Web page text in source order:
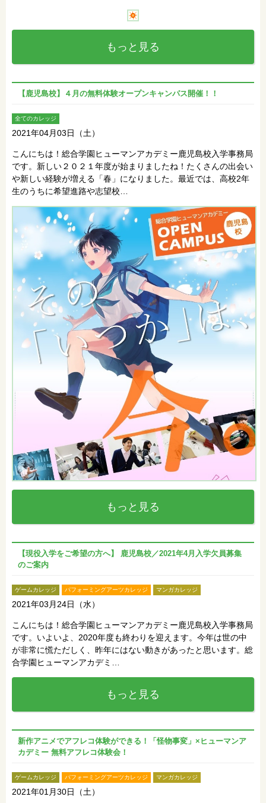
もっと見る
【鹿児島校】４月の無料体験オープンキャンパス開催！！
全てのカレッジ
2021年04月03日（土）
こんにちは！総合学園ヒューマンアカデミー鹿児島校入学事務局
です。新しい２０２１年度が始まりましたね！たくさんの出会い
や新しい経験が増える「春」になりました。最近では、高校2年
生のうちに希望進路や志望校…
もっと見る
【現役入学をご希望の方へ】 鹿児島校／2021年4月入学欠員募集
のご案内
ゲームカレッジ パフォーミングアーツカレッジ マンガカレッジ
2021年03月24日（水）
こんにちは！総合学園ヒューマンアカデミー鹿児島校入学事務局
です。いよいよ、2020年度も終わりを迎えます。今年は世の中
が非常に慌ただしく、昨年にはない動きがあったと思います。総
合学園ヒューマンアカデミ…
もっと見る
新作アニメでアフレコ体験ができる！「怪物事変」×ヒューマンア
カデミー 無料アフレコ体験会！
ゲームカレッジ パフォーミングアーツカレッジ マンガカレッジ
2021年01月30日（土）